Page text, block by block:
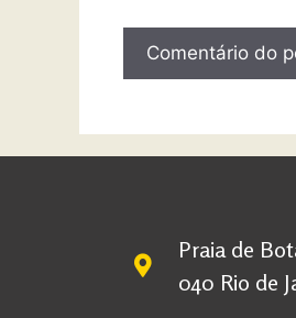
Praia de
040 Rio de